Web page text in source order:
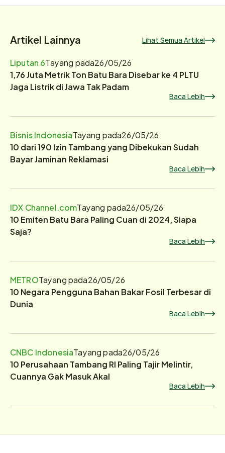
Artikel Lainnya Lihat Semua Artikel
Liputan 6Tayang pada26/05/26
1,76 Juta Metrik Ton Batu Bara Disebar ke 4 PLTU
Jaga Listrik di Jawa Tak Padam
Baca Lebih
Bisnis IndonesiaTayang pada26/05/26
10 dari 190 Izin Tambang yang Dibekukan Sudah
Bayar Jaminan Reklamasi
Baca Lebih
IDX Channel.comTayang pada26/05/26
10 Emiten Batu Bara Paling Cuan di 2024, Siapa
Saja?
Baca Lebih
METROTayang pada26/05/26
10 Negara Pengguna Bahan Bakar Fosil Terbesar di
Dunia
Baca Lebih
CNBC IndonesiaTayang pada26/05/26
10 Perusahaan Tambang RI Paling Tajir Melintir,
Cuannya Gak Masuk Akal
Baca Lebih